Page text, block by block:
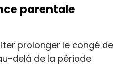
parentale
prolonger le congé de
delà de la période